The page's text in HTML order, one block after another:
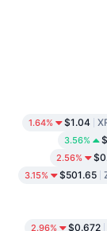
$1.04
1.64%
3.56%
2.56%
$501.65
3.15%
$0.672
2.96%